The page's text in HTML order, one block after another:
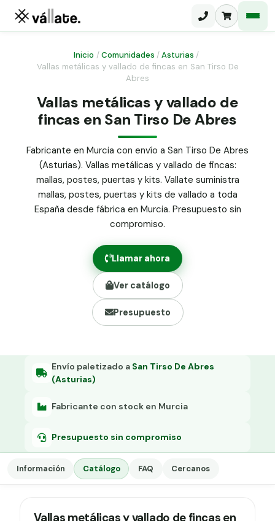
Malla electrosoldada
Malla ganadera
Malla triple torsión
Panel malla H.
Puerta abatible dos hojas
Puerta acceso peatonal
Poste malla Hércules
Poste malla simple torsión
Alambre de espino galvanizado
Alambre liso galvanizado
Malla ocultación 70 g/m² verde
Abrazadera PVC malla H.
Grapa malla H.
Grapadora
Inicio /Comunidades /Asturias /
Vallas metálicas y vallado de fincas en San Tirso De
Abres
Vallas metálicas y vallado de
fincas en San Tirso De Abres
Fabricante en Murcia con envío a San Tirso De Abres
(Asturias). Vallas metálicas y vallado de fincas:
mallas, postes, puertas y kits. Vallate suministra
mallas, postes, puertas y kits de vallado a toda
España desde fábrica en Murcia. Presupuesto sin
compromiso.
Llamar ahora
Ver catálogo
Presupuesto
Envío paletizado a San Tirso De Abres
(Asturias)
Fabricante con stock en Murcia
Presupuesto sin compromiso
Información Catálogo FAQ Cercanos
Vallas metálicas y vallado de fincas en